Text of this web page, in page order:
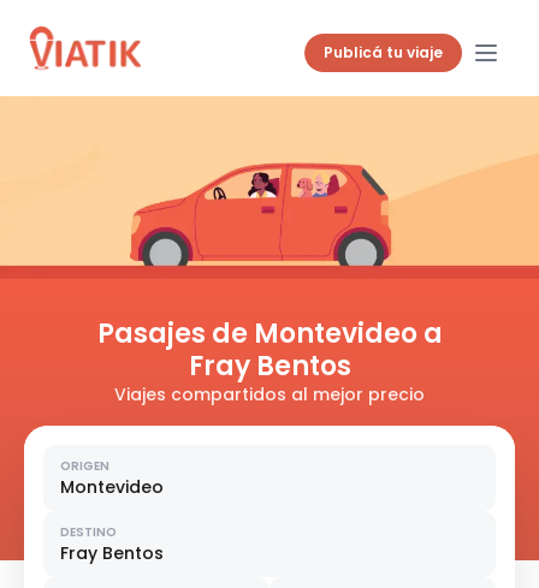
Publicá tu viaje
Pasajes de Montevideo a
Fray Bentos
Viajes compartidos al mejor precio
ORIGEN
Montevideo
DESTINO
Fray Bentos